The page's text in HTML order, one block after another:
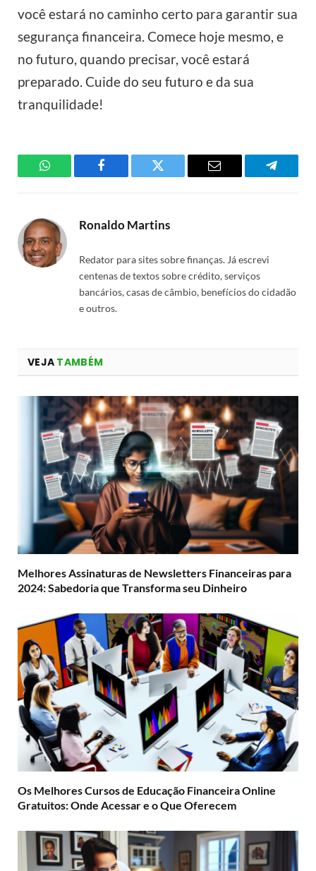
você estará no caminho certo para garantir sua
segurança financeira. Comece hoje mesmo, e
no futuro, quando precisar, você estará
preparado. Cuide do seu futuro e da sua
tranquilidade!
WhatsAppFacebook Twitter Email
Ronaldo Martins
Redator para sites sobre finanças. Já escrevi
centenas de textos sobre crédito, serviços
bancários, casas de câmbio, benefícios do cidadão
e outros.
VEJA TAMBÉM
Melhores Assinaturas de Newsletters Financeiras para
2024: Sabedoria que Transforma seu Dinheiro
Os Melhores Cursos de Educação Financeira Online
Gratuitos: Onde Acessar e o Que Oferecem